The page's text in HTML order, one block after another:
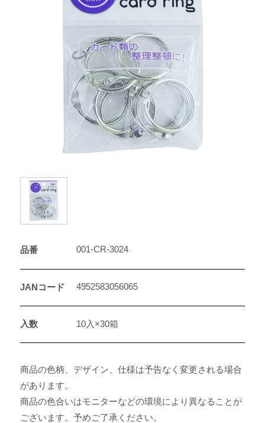
品番 001-CR-3024
JANコード 4952583056065
入数 10入×30箱
商品の色柄、デザイン、仕様は予告なく変更される場合
があります。
商品の色合いはモニターなどの環境により異なることが
ございます。予めご了承ください。